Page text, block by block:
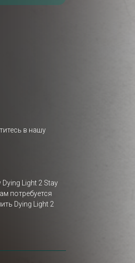
в нашу
Light 2 Stay
потребуется
Dying Light 2